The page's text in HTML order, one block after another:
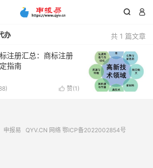
 
共 1 篇文章
办
注册汇总：商标注册
指南
 赞(1 )
申报易 QYV.CN 网络 鄂ICP备2022002854号